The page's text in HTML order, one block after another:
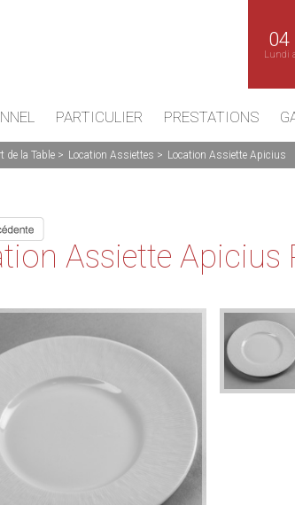
04
Lundi
PARTICULIER PRESTATIONS
de la Table Location Assiettes Location Assiette Apicius
Assiette Apicius